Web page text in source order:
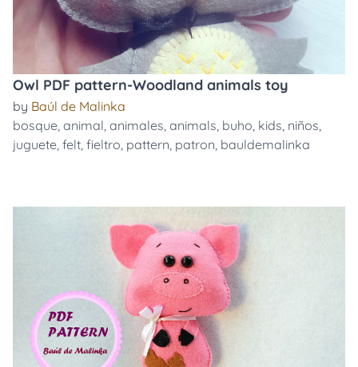
Owl PDF pattern-Woodland animals toy
by Baúl de Malinka
bosque, animal, animales, animals, buho, kids, niños,
juguete, felt, fieltro, pattern, patron, bauldemalinka